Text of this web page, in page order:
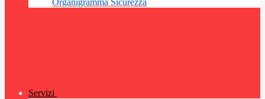
Organigramma Sicurezza
Servizi